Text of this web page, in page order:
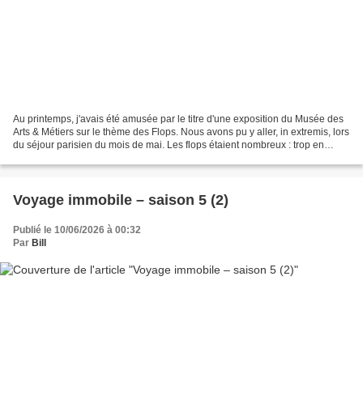
Au printemps, j'avais été amusée par le titre d'une exposition du Musée des
Arts & Métiers sur le thème des Flops. Nous avons pu y aller, in extremis, lors
du séjour parisien du mois de mai. Les flops étaient nombreux : trop en
Voyage immobile – saison 5 (2)
Publié le 10/06/2026 à 00:32
Par Bill